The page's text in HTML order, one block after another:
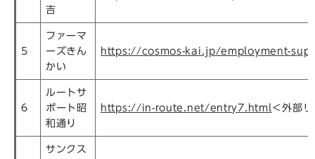
吉
5
ファーマ
ーズきん
かい
https://cosmos-kai.jp/employment-
6
ルートサ
ポート昭
和通り
https://in-route.net/entry7.html ＜外部
サンクス